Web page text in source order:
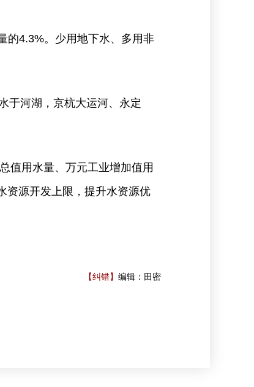
的4.3%。少用地下水、多用非
于河湖，京杭大运河、永定
值用水量、万元工业增加值用
资源开发上限，提升水资源优
【纠错】 编辑：田密